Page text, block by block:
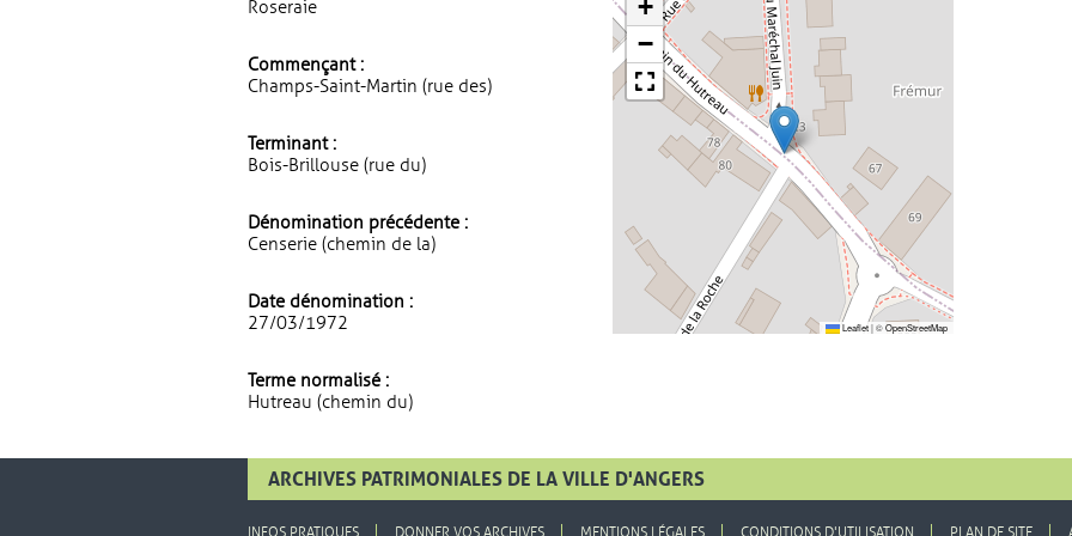
Roseraie
Commençant :
Champs-Saint-Martin (rue des)
Terminant :
Bois-Brillouse (rue du)
Dénomination précédente :
Censerie (chemin de la)
Date dénomination :
27/03/1972
+
−
Leaflet|©OpenStreetMap
Terme normalisé :
Hutreau (chemin du)
ARCHIVES PATRIMONIALES DE LA VILLE D'ANGERS
INFOS PRATIQUES DONNER VOS ARCHIVES MENTIONS LÉGALES CONDITIONS D'UTILISATION PLAN DE SITE